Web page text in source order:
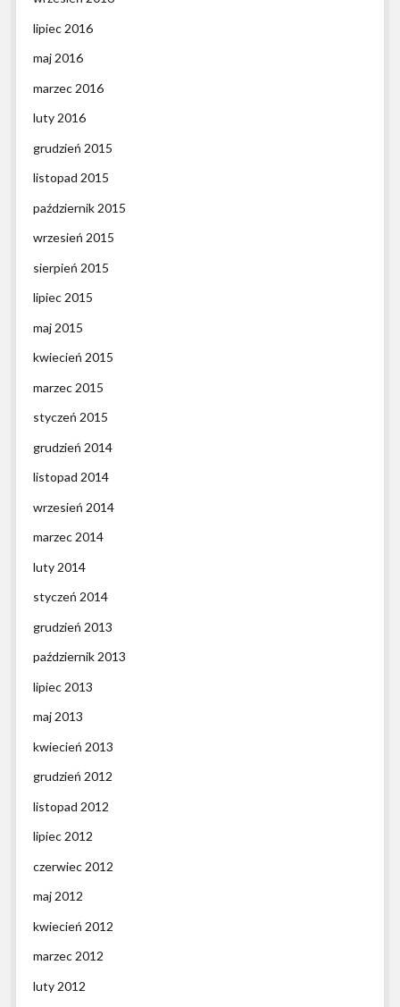
lipiec 2016
maj 2016
marzec 2016
luty 2016
grudzień 2015
listopad 2015
październik 2015
wrzesień 2015
sierpień 2015
lipiec 2015
maj 2015
kwiecień 2015
marzec 2015
styczeń 2015
grudzień 2014
listopad 2014
wrzesień 2014
marzec 2014
luty 2014
styczeń 2014
grudzień 2013
październik 2013
lipiec 2013
maj 2013
kwiecień 2013
grudzień 2012
listopad 2012
lipiec 2012
czerwiec 2012
maj 2012
kwiecień 2012
marzec 2012
luty 2012